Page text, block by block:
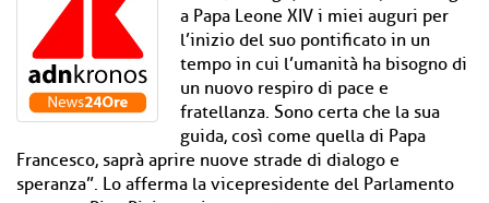
a Papa Leone XIV i miei auguri per
l’inizio del suo pontificato in un
tempo in cui l’umanità ha bisogno di
un nuovo respiro di pace e
fratellanza. Sono certa che la sua
guida, così come quella di Papa
Francesco, saprà aprire nuove strade di dialogo e
speranza”. Lo afferma la vicepresidente del Parlamento